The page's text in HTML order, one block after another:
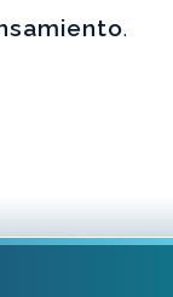
.